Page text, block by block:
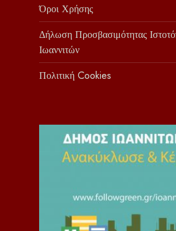
Όροι Χρήσης
Δήλωση Προσβασιμότητας
Ιωαννιτών
Πολιτική Cookies